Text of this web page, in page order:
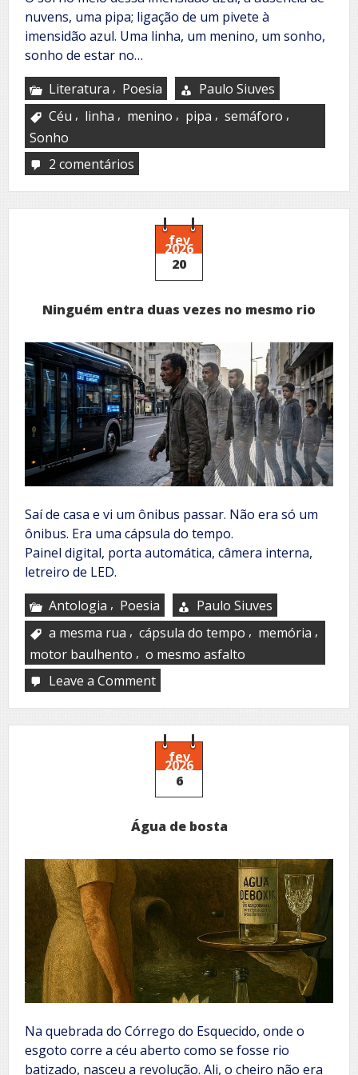
nuvens, uma pipa; ligação de um pivete à
imensidão azul. Uma linha, um menino, um sonho,
sonho de estar no…
Literatura , Poesia
Paulo Siuves
Céu , linha , menino , pipa , semáforo ,
Sonho
2 comentários
vadia
fev
2026
20
Ninguém entra duas vezes no mesmo rio
Saí de casa e vi um ônibus passar. Não era só um
ônibus. Era uma cápsula do tempo.
Painel digital, porta automática, câmera interna,
letreiro de LED.
Antologia , Poesia
Paulo Siuves
a mesma rua , cápsula do tempo , memória ,
motor baulhento , o mesmo asfalto
Leave a Commenton
entra
duas
vezes
no
mesmo
fev
2026
6
Água de bosta
Na quebrada do Córrego do Esquecido, onde o
esgoto corre a céu aberto como se fosse rio
batizado, nasceu a revolução. Ali, o cheiro não era